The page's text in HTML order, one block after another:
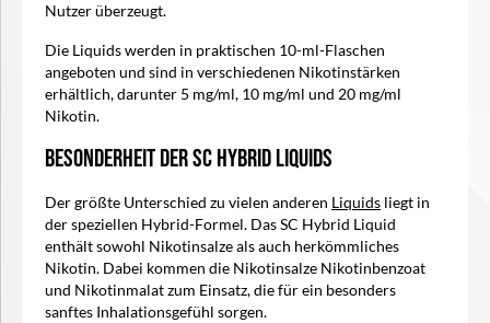
Nutzer überzeugt.
Die Liquids werden in praktischen 10-ml-Flaschen
angeboten und sind in verschiedenen Nikotinstärken
erhältlich, darunter 5 mg/ml, 10 mg/ml und 20 mg/ml
Nikotin.
Besonderheit der SC Hybrid Liquids
Der größte Unterschied zu vielen anderen Liquids liegt in
der speziellen Hybrid-Formel. Das SC Hybrid Liquid
enthält sowohl Nikotinsalze als auch herkömmliches
Nikotin. Dabei kommen die Nikotinsalze Nikotinbenzoat
und Nikotinmalat zum Einsatz, die für ein besonders
sanftes Inhalationsgefühl sorgen.